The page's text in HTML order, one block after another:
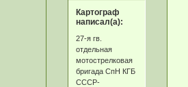
Картограф
написал(а):
27-я гв.
отдельная
мотострелковая
бригада СпН КГБ
СССР-